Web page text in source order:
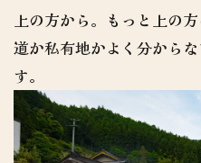
上の方から。もっと上の
道か私有地かよく分から
す。